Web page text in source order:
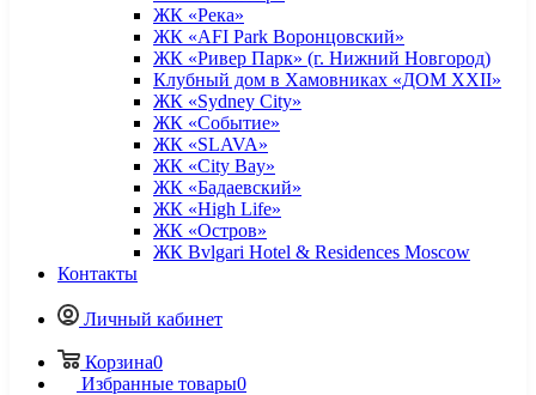
ЖК «Река»
ЖК «AFI Park Воронцовский»
ЖК «Ривер Парк» (г. Нижний Новгород)
Клубный дом в Хамовниках «ДОМ XXII»
ЖК «Sydney City»
ЖК «Событие»
ЖК «SLAVA»
ЖК «City Bay»
ЖК «Бадаевский»
ЖК «High Life»
ЖК «Остров»
ЖК Bvlgari Hotel & Residences Moscow
Контакты
Личный кабинет
Корзина0
Избранные товары0